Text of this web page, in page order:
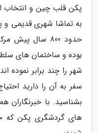
پکن قلب چین و انتخاب
به تماشا شهری قدیمی و
حدود 800 سال
بوده و ساختمان های
شهر را چند برابر
سفر به آن را دارید
بشناسید. با خبرنگاران
های گردشگری پکن که